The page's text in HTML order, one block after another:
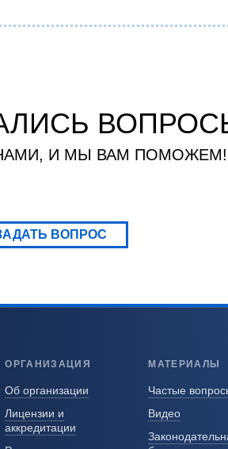
И МЫ ВАМ ПОМОЖЕМ!
ВОПРОС
ОРГАНИЗАЦИЯ
Об организации
Лицензии и
аккредитации
МАТЕРИАЛЫ
Частые
Видео